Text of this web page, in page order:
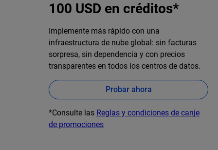
100 USD en créditos*
Implemente más rápido con una
infraestructura de nube global: sin facturas
sorpresa, sin dependencia y con precios
transparentes en todos los centros de datos.
Probar ahora
*Consulte las Reglas y condiciones de canje
de promociones